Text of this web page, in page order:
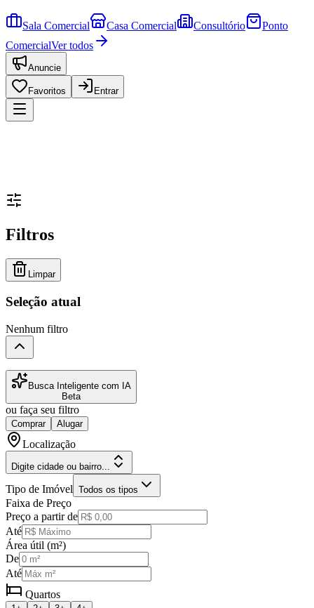
Sala Comercial Casa Comercial Consultório
Ponto
ComercialVer todos
Anuncie
Favoritos Entrar
Filtros
Limpar
Seleção atual
Nenhum filtro
Busca Inteligente com IA
Beta
ou faça seu filtro
Comprar Alugar
Localização
Digite cidade ou bairro...
Tipo de Imóvel Todos os tipos
Faixa de Preço
Preço a partir de
Até
Área útil (m²)
De
Até
Quartos